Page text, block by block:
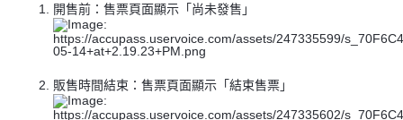
開售前：售票頁面顯示「尚未發售」
販售時間結束：售票頁面顯示「結束售票」